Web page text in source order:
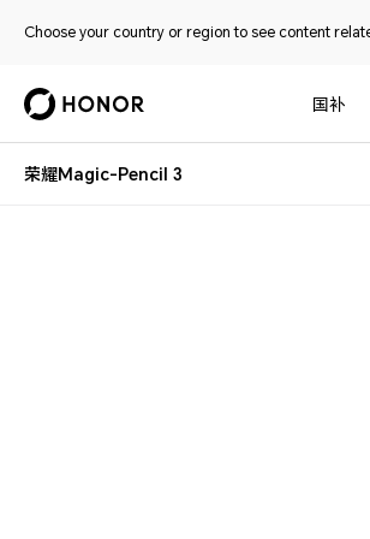
Choose your country or region to see content
国补
荣耀Magic-Pencil 3